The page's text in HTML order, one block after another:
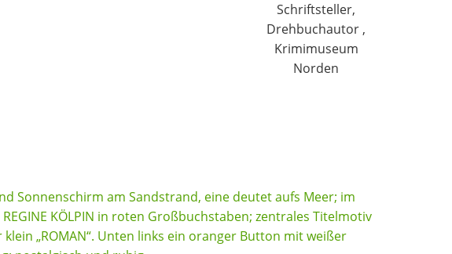
Schriftsteller,
Drehbuchautor ,
Krimimuseum
Norden